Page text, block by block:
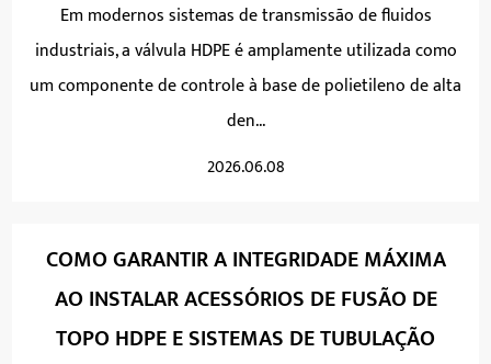
Em modernos sistemas de transmissão de fluidos
industriais, a válvula HDPE é amplamente utilizada como
um componente de controle à base de polietileno de alta
den...
2026.06.08
COMO GARANTIR A INTEGRIDADE MÁXIMA
AO INSTALAR ACESSÓRIOS DE FUSÃO DE
TOPO HDPE E SISTEMAS DE TUBULAÇÃO